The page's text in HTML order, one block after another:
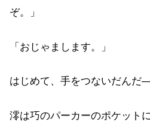
ぞ。」
「おじゃまします。」
はじめて、手をつないだん
澪は巧のパーカーのポケット